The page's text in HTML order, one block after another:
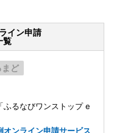
イン申請
覧
ど
ふるなびワンストップ e
オンライン申請サービス